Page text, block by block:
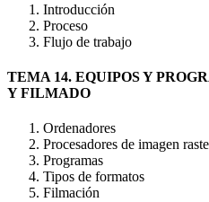
Introducción
Proceso
Flujo de trabajo
TEMA 14. EQUIPOS Y
Y FILMADO
Ordenadores
Procesadores de imagen
Programas
Tipos de formatos
Filmación